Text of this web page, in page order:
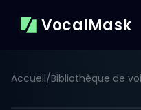
VocalMask
Accueil/Bibliothèque de